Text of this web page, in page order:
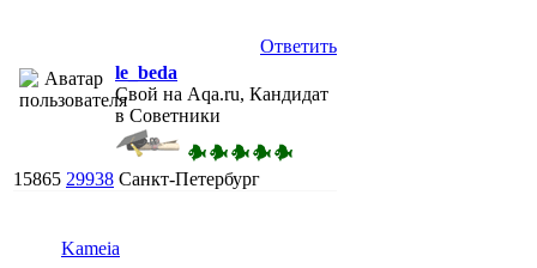
Ответить
le_beda
Свой на Aqa.ru, Кандидат
в Советники
15865 29938 Санкт-Петербург
Kameia